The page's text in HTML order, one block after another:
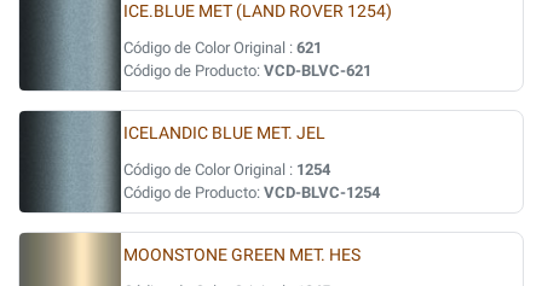
ICE.BLUE MET (LAND ROVER 1254)
Código de Color Original : 621
Código de Producto: VCD-BLVC-621
ICELANDIC BLUE MET. JEL
Código de Color Original : 1254
Código de Producto: VCD-BLVC-1254
MOONSTONE GREEN MET. HES